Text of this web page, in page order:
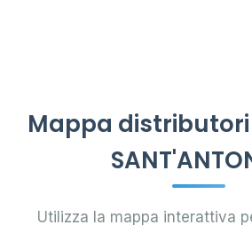
Mappa distributori
Utilizza la mappa interattiva